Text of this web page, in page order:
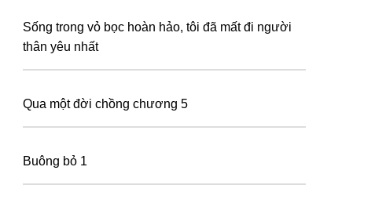
Sống trong vỏ bọc hoàn hảo, tôi đã mất đi người
thân yêu nhất
Qua một đời chồng chương 5
Buông bỏ 1